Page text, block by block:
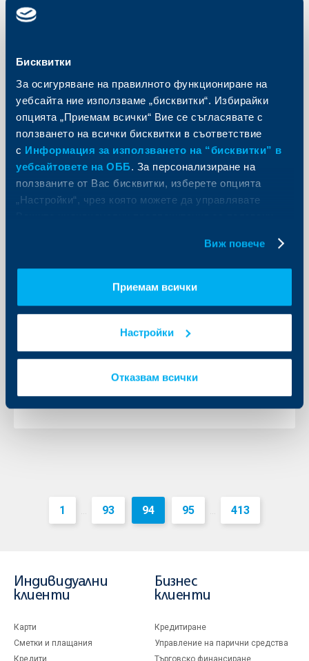
Бисквитки
За осигуряване на правилното функциониране на
уебсайта ние използваме „бисквитки“. Избирайки
опцията „Приемам всички“ Вие се съгласявате с
ползването на всички бисквитки в съответствие
с Информация за използването на “бисквитки” в
уебсайтовете на ОББ. За персонализиране на
ползваните от Вас бисквитки, изберете опцията
„Настройки“, чрез която можете да управлявате
Виж повече
Приемам всички
Настройки
Отказвам всички
Ново изискване за минимална
KBC Mobile Bulgaria
05 септември 2023
Необходимата минимална версия на операционна
Mobile Bulgaria се променя от Android 6.0 на 7.0.
Още
Обединен клон на ОББ и
досегашната КBC Банк в град Елин
Пелин пл. „Независимост“
От 11.09.2023 г. клонът ще предлага пълния набор
от услуги на ОББ, включително и тези на
досегашната КВС Банк България.
1 ... 93 94 95 ... 413
Индивидуални
клиенти
Карти
Сметки и плащания
Кредити
Бизнес
клиенти
Кредитиране
Управление на парични средства
Търговско финансиране